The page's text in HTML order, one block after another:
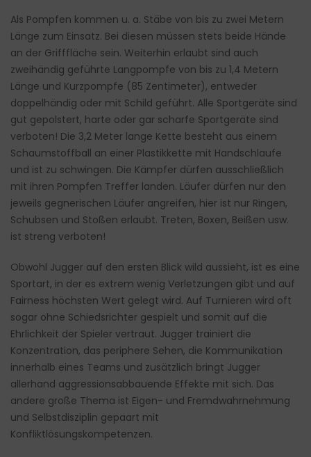
Als Pompfen kommen u. a. Stäbe von bis zu zwei Metern
Länge zum Einsatz. Bei diesen müssen stets beide Hände
an der Grifffläche sein. Weiterhin erlaubt sind auch
zweihändig geführte Langpompfe von bis zu 1,4 Metern
Länge und Kurzpompfe (85 Zentimeter), entweder
doppelhändig oder mit Schild geführt. Alle Sportgeräte sind
gut gepolstert, harte oder gar scharfe Sportgeräte sind
verboten! Die 3,2 Meter lange Kette besteht aus einem
Schaumstoffball an einer Plastikkette mit Handschlaufe
und ist zu schwingen. Die Kämpfer dürfen ausschließlich
mit ihren Pompfen Treffer landen. Läufer dürfen nur den
jeweils gegnerischen Läufer angreifen, hier ist nur Ringen,
Schubsen und Stoßen erlaubt. Treten, Boxen, Beißen usw.
ist streng verboten!
Obwohl Jugger auf den ersten Blick wild aussieht, ist es eine
Sportart, in der es extrem wenig Verletzungen gibt und auf
Fairness höchsten Wert gelegt wird. Auf Turnieren wird oft
sogar ohne Schiedsrichter gespielt und somit auf die
Ehrlichkeit der Spieler vertraut. Jugger trainiert die
Konzentration, das periphere Sehen, die Kommunikation
innerhalb eines Teams und zusätzlich bringt Jugger
allerhand aggressionsabbauende Effekte mit sich. Das
andere große Thema ist Eigen- und Fremdwahrnehmung
und Selbstdisziplin gepaart mit
Konfliktlösungskompetenzen.